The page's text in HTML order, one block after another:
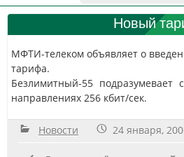
Новый
МФТИ-телеком объявляет о
тарифа.
Безлимитный-55 подразумевает
направлениях 256 кбит/сек.
Новости 24 января,